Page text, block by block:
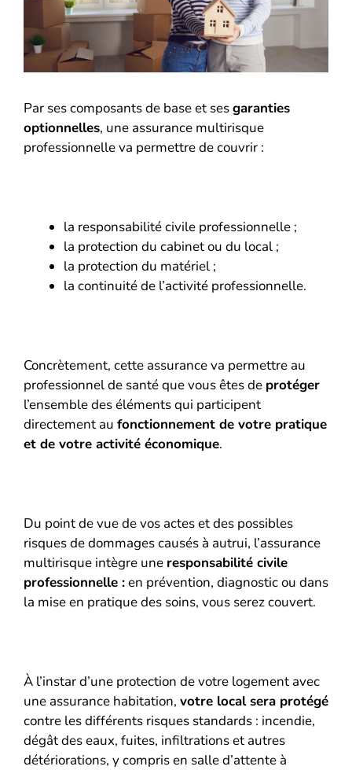
Par ses composants de base et sesgaranties
optionnelles, une assurance multirisque
professionnelle va permettre de couvrir :
la responsabilité civile professionnelle ;
la protection du cabinet ou du local ;
la protection du matériel ;
la continuité de l’activité professionnelle.
Concrètement, cette assurance va permettre au
professionnel de santé que vous êtes de protéger
l’ensemble des éléments qui participent
directement au fonctionnement de votre pratique
et de votre activité économique.
Du point de vue de vos actes et des possibles
risques de dommages causés à autrui, l’assurance
multirisque intègre une responsabilité civile
professionnelle :en prévention, diagnostic ou dans
la mise en pratique des soins, vous serez couvert.
À l’instar d’une protection de votre logement avec
une assurance habitation, votre local sera protégé
contre les différents risques standards : incendie,
dégât des eaux, fuites, infiltrations et autres
détériorations, y compris en salle d’attente à